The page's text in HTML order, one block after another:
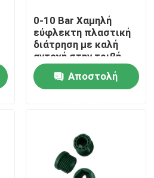
ελαίου
0-10 Bar Χαμηλή
εύφλεκτη πλαστική
διάτρηση με καλή
αντοχή στην τριβή
Αποστολή